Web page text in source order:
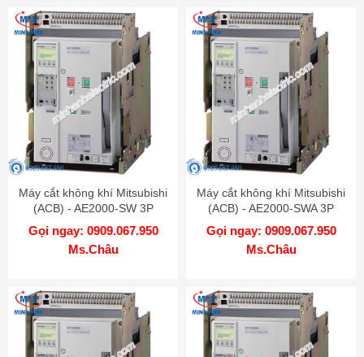
Máy cắt không khí Mitsubishi
(ACB) - AE2000-SW 3P
2000A 85kA DR
Gọi ngay: 0909.067.950
Ms.Châu
Máy cắt không khí Mitsubishi
(ACB) - AE2000-SWA 3P
2000A 65kA DR
Gọi ngay: 0909.067.950
Ms.Châu